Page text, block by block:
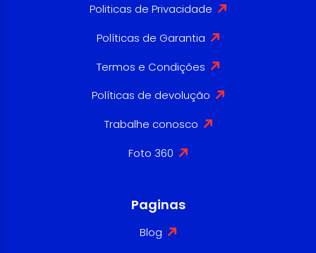
Politicas de Privacidade
Políticas de Garantia
Termos e Condições
Políticas de devolução
Trabalhe conosco
Foto 360
Paginas
Blog